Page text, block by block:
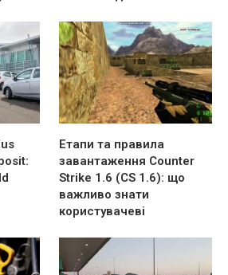
Етапи та правила
завантаження Counter
Strike 1.6 (CS 1.6): що
важливо знати
користувачеві